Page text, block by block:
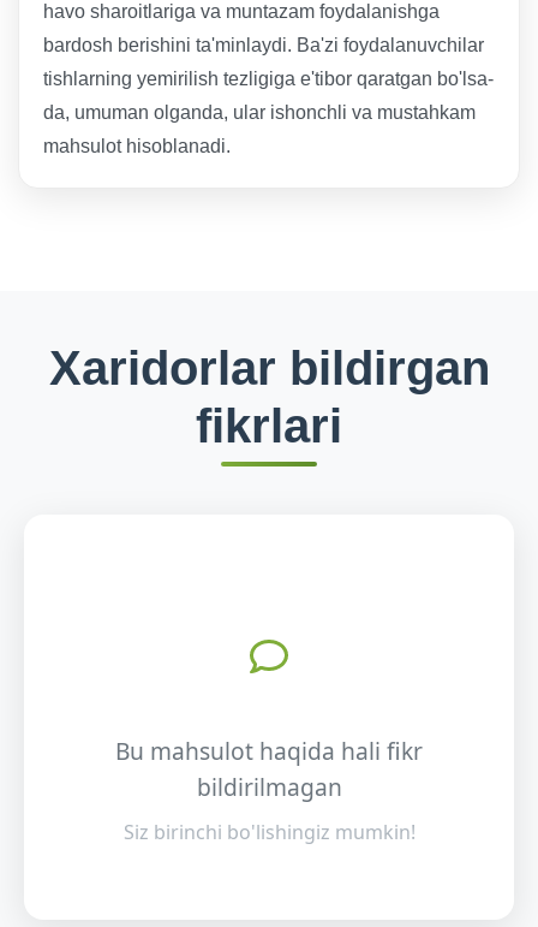
havo sharoitlariga va muntazam foydalanishga
bardosh berishini ta'minlaydi. Ba'zi foydalanuvchilar
tishlarning yemirilish tezligiga e'tibor qaratgan bo'lsa-
da, umuman olganda, ular ishonchli va mustahkam
mahsulot hisoblanadi.
Xaridorlar bildirgan
fikrlari
Bu mahsulot haqida hali fikr
bildirilmagan
Siz birinchi bo'lishingiz mumkin!